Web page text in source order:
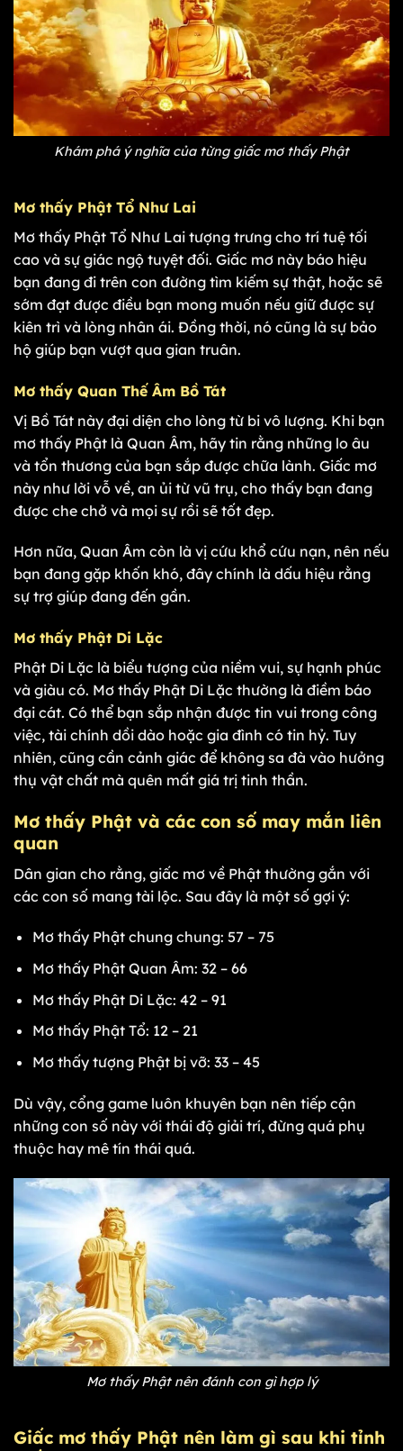
Khám phá ý nghĩa của từng giấc mơ thấy Phật
Mơ thấy Phật Tổ Như Lai
Mơ thấy Phật Tổ Như Lai tượng trưng cho trí tuệ tối
cao và sự giác ngộ tuyệt đối. Giấc mơ này báo hiệu
bạn đang đi trên con đường tìm kiếm sự thật, hoặc sẽ
sớm đạt được điều bạn mong muốn nếu giữ được sự
kiên trì và lòng nhân ái. Đồng thời, nó cũng là sự bảo
hộ giúp bạn vượt qua gian truân.
Mơ thấy Quan Thế Âm Bồ Tát
Vị Bồ Tát này đại diện cho lòng từ bi vô lượng. Khi bạn
mơ thấy Phật là Quan Âm, hãy tin rằng những lo âu
và tổn thương của bạn sắp được chữa lành. Giấc mơ
này như lời vỗ về, an ủi từ vũ trụ, cho thấy bạn đang
được che chở và mọi sự rồi sẽ tốt đẹp.
Hơn nữa, Quan Âm còn là vị cứu khổ cứu nạn, nên nếu
bạn đang gặp khốn khó, đây chính là dấu hiệu rằng
sự trợ giúp đang đến gần.
Mơ thấy Phật Di Lặc
Phật Di Lặc là biểu tượng của niềm vui, sự hạnh phúc
và giàu có. Mơ thấy Phật Di Lặc thường là điềm báo
đại cát. Có thể bạn sắp nhận được tin vui trong công
việc, tài chính dồi dào hoặc gia đình có tin hỷ. Tuy
nhiên, cũng cần cảnh giác để không sa đà vào hưởng
thụ vật chất mà quên mất giá trị tinh thần.
Mơ thấy Phật và các con số may mắn liên
quan
Dân gian cho rằng, giấc mơ về Phật thường gắn với
các con số mang tài lộc. Sau đây là một số gợi ý:
Mơ thấy Phật chung chung: 57 – 75
Mơ thấy Phật Quan Âm: 32 – 66
Mơ thấy Phật Di Lặc: 42 – 91
Mơ thấy Phật Tổ: 12 – 21
Mơ thấy tượng Phật bị vỡ: 33 – 45
Dù vậy, cổng game luôn khuyên bạn nên tiếp cận
những con số này với thái độ giải trí, đừng quá phụ
thuộc hay mê tín thái quá.
Mơ thấy Phật nên đánh con gì hợp lý
Giấc mơ thấy Phật nên làm gì sau khi tỉnh